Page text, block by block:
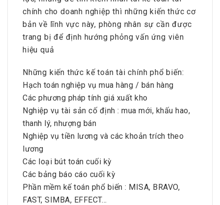
chính cho doanh nghiệp thì những kiến thức cơ
bản về lĩnh vực này, phòng nhân sự cần được
trang bị để định hướng phỏng vấn ứng viên
hiệu quả
Những kiến thức kế toán tài chính phổ biến:
Hạch toán nghiệp vụ mua hàng / bán hàng
Các phương pháp tính giá xuất kho
Nghiệp vụ tài sản cố định : mua mới, khấu hao,
thanh lý, nhượng bán
Nghiệp vụ tiền lương và các khoản trích theo
lương
Các loại bút toán cuối kỳ
Các bảng báo cáo cuối kỳ
Phần mềm kế toán phổ biến : MISA, BRAVO,
FAST, SIMBA, EFFECT…